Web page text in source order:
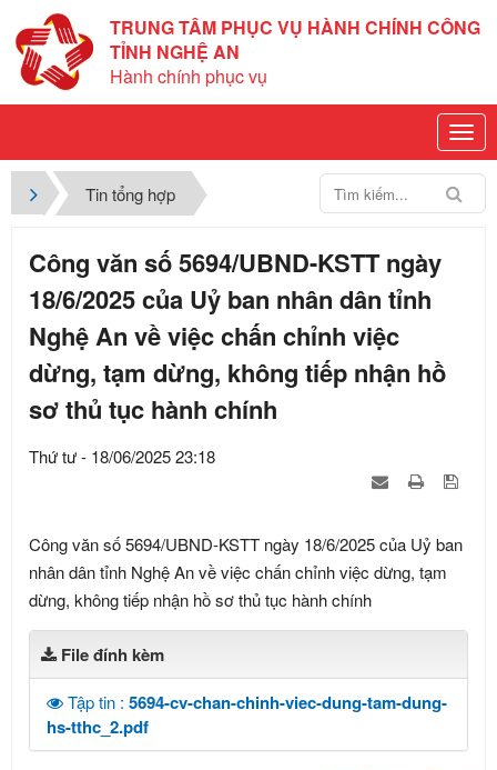
TRUNG TÂM PHỤC VỤ HÀNH CHÍNH CÔNG
TỈNH NGHỆ AN
Hành chính phục vụ
Tin tổng hợp
Công văn số 5694/UBND-KSTT ngày
18/6/2025 của Uỷ ban nhân dân tỉnh
Nghệ An về việc chấn chỉnh việc
dừng, tạm dừng, không tiếp nhận hồ
sơ thủ tục hành chính
Thứ tư - 18/06/2025 23:18
Công văn số 5694/UBND-KSTT ngày 18/6/2025 của Uỷ ban
nhân dân tỉnh Nghệ An về việc chấn chỉnh việc dừng, tạm
dừng, không tiếp nhận hồ sơ thủ tục hành chính
File đính kèm
Tập tin : 5694-cv-chan-chinh-viec-dung-tam-dung-
hs-tthc_2.pdf